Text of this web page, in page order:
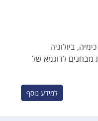
ביולוגיה
ועשרות מבחנים לדוגמא של
למידע נוסף